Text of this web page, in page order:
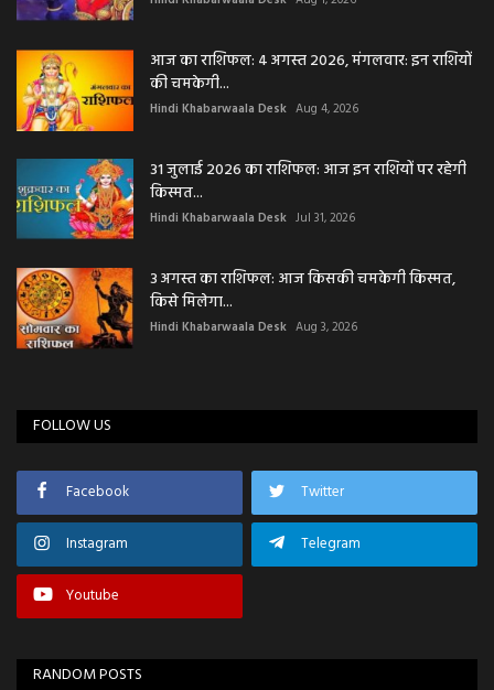
आज का राशिफल: 4 अगस्त 2026, मंगलवार: इन राशियों
की चमकेगी...
Hindi Khabarwaala Desk Aug 4, 2026
31 जुलाई 2026 का राशिफल: आज इन राशियों पर रहेगी
किस्मत...
Hindi Khabarwaala Desk Jul 31, 2026
3 अगस्त का राशिफल: आज किसकी चमकेगी किस्मत,
किसे मिलेगा...
Hindi Khabarwaala Desk Aug 3, 2026
FOLLOW US
Facebook Twitter
Instagram Telegram
Youtube
RANDOM POSTS